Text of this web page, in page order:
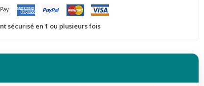
sécurisé en 1 ou plusieurs fois